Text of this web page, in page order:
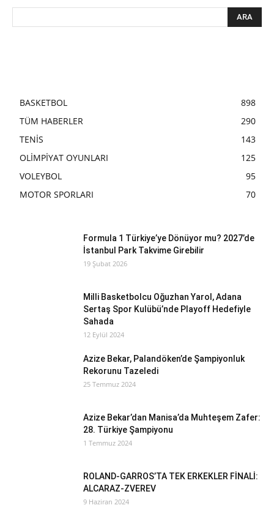
BASKETBOL
898
TÜM HABERLER
290
TENİS
143
OLİMPİYAT OYUNLARI
125
VOLEYBOL
95
MOTOR SPORLARI
70
Formula 1 Türkiye’ye Dönüyor mu? 2027’de
İstanbul Park Takvime Girebilir
19 Şubat 2026
Milli Basketbolcu Oğuzhan Yarol, Adana
Sertaş Spor Kulübü’nde Playoff Hedefiyle
Sahada
12 Eylül 2024
Azize Bekar, Palandöken’de Şampiyonluk
Rekorunu Tazeledi
25 Temmuz 2024
Azize Bekar’dan Manisa’da Muhteşem Zafer:
28. Türkiye Şampiyonu
1 Temmuz 2024
ROLAND-GARROS’TA TEK ERKEKLER FİNALİ:
ALCARAZ-ZVEREV
9 Haziran 2024